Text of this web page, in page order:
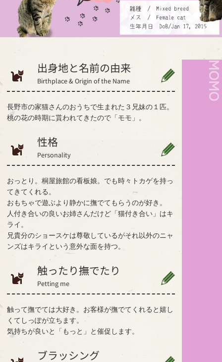
出身地と名前の由来
Birthplace & Origin of the Name
長野市の家猫さんのおうちで生まれた３兄妹の１匹。
桃の花の時期に貰われてきたので「モモ」。
性格
Personality
おっとり。桐屋旅館の看板娘。でも時々トカゲを持っ
てきてくれる。
おもちゃで遊ぶより静かに撫でてもらうのが好き。
人付き合いの良いお姉さんだけど「猫付き合い」はキ
ライ。
兄貴分のショースケは尊敬しているがそれ以外のニャ
ンズはキライという意外な面を持つ。
触ったり撫でたり
Petting me
触って撫でては大好き。お客様が撫でてくれると嬉し
くてしっぽが立ちます。
気持ちが良いと「もっと」と催促します。
ブラッシング